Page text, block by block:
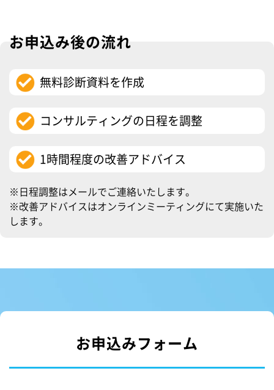
お申込み後の流れ
無料診断資料を作成
コンサルティングの日程を調整
1時間程度の改善アドバイス
※日程調整はメールでご連絡いたします。
※改善アドバイスはオンラインミーティングにて実施いた
します。
お申込みフォーム